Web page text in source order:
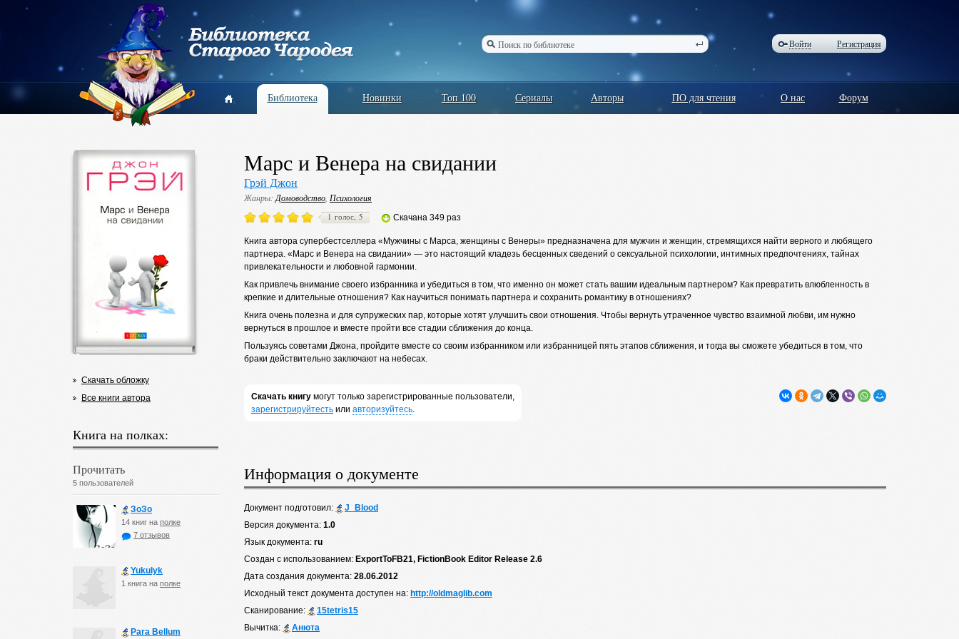
Войти Регистрация
Библиотека Новинки Топ 100 Сериалы Авторы ПО для чтения О нас Форум
Скачать обложку
Все книги автора
Книга на полках:
Прочитать
5 пользователей
ЗоЗо
14 книг на полке
7 отзывов
Yukulyk
1 книга на полке
Para Bellum
Марс и Венера на свидании
Грэй Джон
Жанры: Домоводство Психология
1 голос, 5 Скачана 349 раз
Книга автора супербестселлера «Мужчины с Марса, женщины с Венеры» предназначена для мужчин и женщин, стремящихся найти верного и любящего
партнера. «Марс и Венера на свидании» — это настоящий кладезь бесценных сведений о сексуальной психологии, интимных предпочтениях, тайнах
привлекательности и любовной гармонии.
Как привлечь внимание своего избранника и убедиться в том, что именно он может стать вашим идеальным партнером? Как превратить влюбленность в
крепкие и длительные отношения? Как научиться понимать партнера и сохранить романтику в отношениях?
Книга очень полезна и для супружеских пар, которые хотят улучшить свои отношения. Чтобы вернуть утраченное чувство взаимной любви, им нужно
вернуться в прошлое и вместе пройти все стадии сближения до конца.
Пользуясь советами Джона, пройдите вместе со своим избранником или избранницей пять этапов сближения, и тогда вы сможете убедиться в том, что
браки действительно заключают на небесах.
Скачать книгу могут только зарегистрированные пользователи,
зарегистрируйтесть или авторизуйтесь.
Информация о документе
Документ подготовил:
J_Blood
Версия документа: 1.0
Язык документа: ru
Создан с использованием: ExportToFB21, FictionBook Editor Release 2.6
Дата создания документа: 28.06.2012
Исходный текст документа доступен на: http://oldmaglib.com
Сканирование:
15tetris15
Вычитка:
Анюта